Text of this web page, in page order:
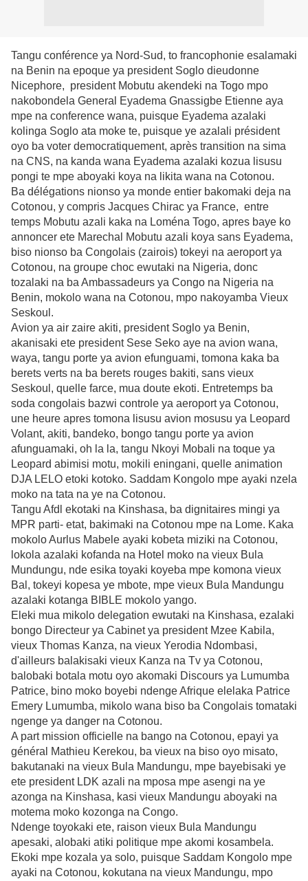
Tangu conférence ya Nord-Sud, to francophonie esalamaki
na Benin na epoque ya president Soglo dieudonne
Nicephore, president Mobutu akendeki na Togo mpo
nakobondela General Eyadema Gnassigbe Etienne aya
mpe na conference wana, puisque Eyadema azalaki
kolinga Soglo ata moke te, puisque ye azalali président
oyo ba voter democratiquement, après transition na sima
na CNS, na kanda wana Eyadema azalaki kozua lisusu
pongi te mpe aboyaki koya na likita wana na Cotonou.
Ba délégations nionso ya monde entier bakomaki deja na
Cotonou, y compris Jacques Chirac ya France, entre
temps Mobutu azali kaka na Loména Togo, apres baye ko
annoncer ete Marechal Mobutu azali koya sans Eyadema,
biso nionso ba Congolais (zairois) tokeyi na aeroport ya
Cotonou, na groupe choc ewutaki na Nigeria, donc
tozalaki na ba Ambassadeurs ya Congo na Nigeria na
Benin, mokolo wana na Cotonou, mpo nakoyamba Vieux
Seskoul.
Avion ya air zaire akiti, president Soglo ya Benin,
akanisaki ete president Sese Seko aye na avion wana,
waya, tangu porte ya avion efunguami, tomona kaka ba
berets verts na ba berets rouges bakiti, sans vieux
Seskoul, quelle farce, mua doute ekoti. Entretemps ba
soda congolais bazwi controle ya aeroport ya Cotonou,
une heure apres tomona lisusu avion mosusu ya Leopard
Volant, akiti, bandeko, bongo tangu porte ya avion
afunguamaki, oh la la, tangu Nkoyi Mobali na toque ya
Leopard abimisi motu, mokili eningani, quelle animation
DJA LELO etoki kotoko. Saddam Kongolo mpe ayaki nzela
moko na tata na ye na Cotonou.
Tangu Afdl ekotaki na Kinshasa, ba dignitaires mingi ya
MPR parti- etat, bakimaki na Cotonou mpe na Lome. Kaka
mokolo Aurlus Mabele ayaki kobeta miziki na Cotonou,
lokola azalaki kofanda na Hotel moko na vieux Bula
Mundungu, nde esika toyaki koyeba mpe komona vieux
Bal, tokeyi kopesa ye mbote, mpe vieux Bula Mandungu
azalaki kotanga BIBLE mokolo yango.
Eleki mua mikolo delegation ewutaki na Kinshasa, ezalaki
bongo Directeur ya Cabinet ya president Mzee Kabila,
vieux Thomas Kanza, na vieux Yerodia Ndombasi,
d'ailleurs balakisaki vieux Kanza na Tv ya Cotonou,
balobaki botala motu oyo akomaki Discours ya Lumumba
Patrice, bino moko boyebi ndenge Afrique elelaka Patrice
Emery Lumumba, mikolo wana biso ba Congolais tomataki
ngenge ya danger na Cotonou.
A part mission officielle na bango na Cotonou, epayi ya
général Mathieu Kerekou, ba vieux na biso oyo misato,
bakutanaki na vieux Bula Mandungu, mpe bayebisaki ye
ete president LDK azali na mposa mpe asengi na ye
azonga na Kinshasa, kasi vieux Mandungu aboyaki na
motema moko kozonga na Congo.
Ndenge toyokaki ete, raison vieux Bula Mandungu
apesaki, alobaki atiki politique mpe akomi kosambela.
Ekoki mpe kozala ya solo, puisque Saddam Kongolo mpe
ayaki na Cotonou, kokutana na vieux Mandungu, mpo